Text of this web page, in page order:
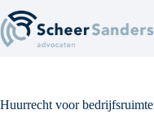
naar
de
inhoud
Huurrecht voor bedrijfsruimte